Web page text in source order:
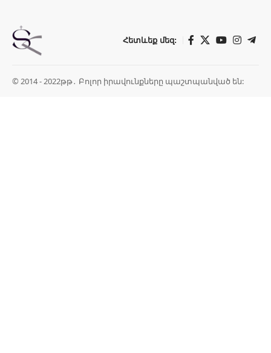
Հետևեք մեզ:
© 2014 - 2022թթ․ Բոլոր իրավունքները պաշտպանված են: